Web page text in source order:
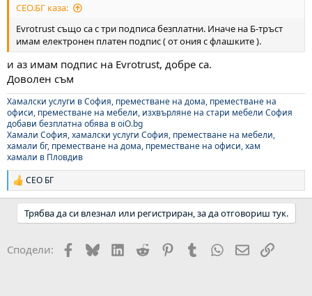
СЕО.БГ каза:
Evrotrust също са с три подписа безплатни. Иначе на Б-тръст
имам електронен платен подпис ( от ония с флашките ).
и аз имам подпис на Evrotrust, добре са.
Доволен съм
Хамалски услуги в София, преместване на дома, преместване на
офиси, преместване на мебели, изхвърляне на стари мебели София
добави безплатна обява в oiO.bg
Хамали София, хамалски услуги София, преместване на мебели,
хамали бг, преместване на дома, преместване на офиси, хам
хамали в Пловдив
Р
е
и
СЕО БГ
Трябва да си влезнал или регистриран, за да отговориш тук.
Сподели: Facebook
BlueskyLinkedIn
Reddit PinterestTumblr WhatsApp
EmailLink